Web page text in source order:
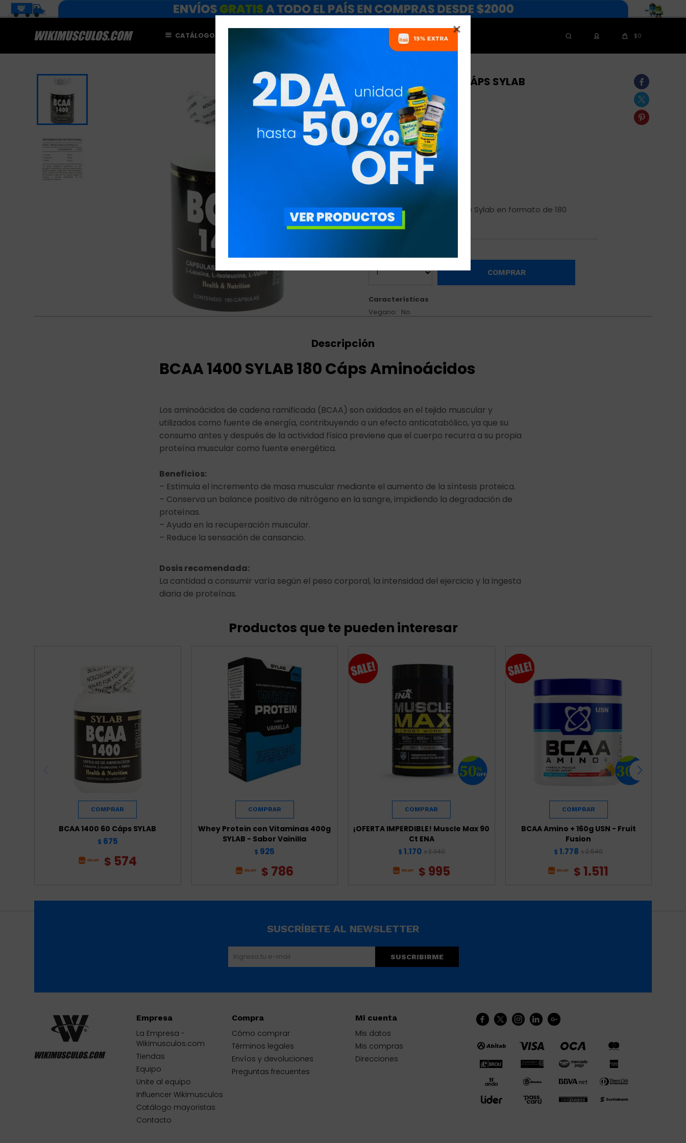

CATÁLOGO NUTRICIONISTAS $0



BCAA 1400 180 CÁPS SYLAB
SYL3733SYL3733
$1.720
$1.462
Aminoácidos BCAA 1400 de Sylab en formato de 180
tabletas sin sabor
COMPRAR
Características
Vegano
No
Descripción
BCAA 1400 SYLAB 180 Cáps Aminoácidos
Los aminoácidos de cadena ramificada (BCAA) son oxidados en el tejido muscular y
utilizados como fuente de energía, contribuyendo a un efecto anticatabólico, ya que su
consumo antes y después de la actividad física previene que el cuerpo recurra a su propia
proteína muscular como fuente energética.
Beneficios:
– Estimula el incremento de masa muscular mediante el aumento de la síntesis proteica.
– Conserva un balance positivo de nitrógeno en la sangre, impidiendo la degradación de
proteínas.
– Ayuda en la recuperación muscular.
– Reduce la sensación de cansancio.
Dosis recomendada:
La cantidad a consumir varía según el peso corporal, la intensidad del ejercicio y la ingesta
diaria de proteínas.
Productos que te pueden interesar
BCAA 1400 60 Cáps SYLAB
$ 675
$ 574
Whey Protein con Vitaminas 400g
SYLAB - Sabor Vainilla
$ 925
$ 786
¡OFERTA IMPERDIBLE! Muscle Max 90
Ct ENA
$ 1.170 $ 2.340
$ 995
BCAA Amino + 160g USN - Fruit
Fusion
$ 1.778 $ 2.540
$ 1.511
    
Empresa
La Empresa -
Wikimusculos.com
Tiendas
Equipo
Unite al equipo
Influencer Wikimusculos
Catálogo mayoristas
Contacto
Compra
Cómo comprar
Términos legales
Envíos y devoluciones
Preguntas frecuentes
Mi cuenta
Mis datos
Mis compras
Direcciones
SUSCRÍBETE AL NEWSLETTER
SUSCRIBIRME